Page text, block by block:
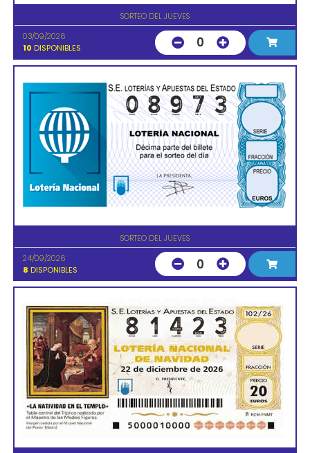
SORTEO DEL JUEVES
03/09/2026
10 DISPONIBLES 0
SORTEO DEL JUEVES
24/09/2026
8 DISPONIBLES 0